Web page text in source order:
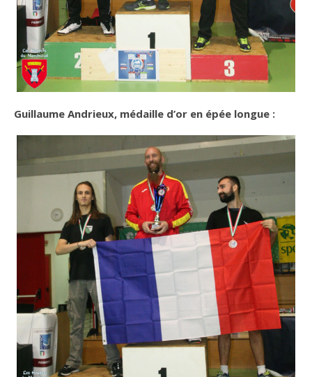
Guillaume Andrieux, médaille d’or en épée longue :